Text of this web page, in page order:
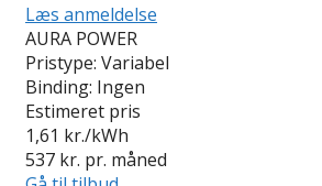
Læs anmeldelse
AURA POWER
Pristype: Variabel
Binding: Ingen
Estimeret pris
1,61 kr./kWh
537 kr. pr. måned